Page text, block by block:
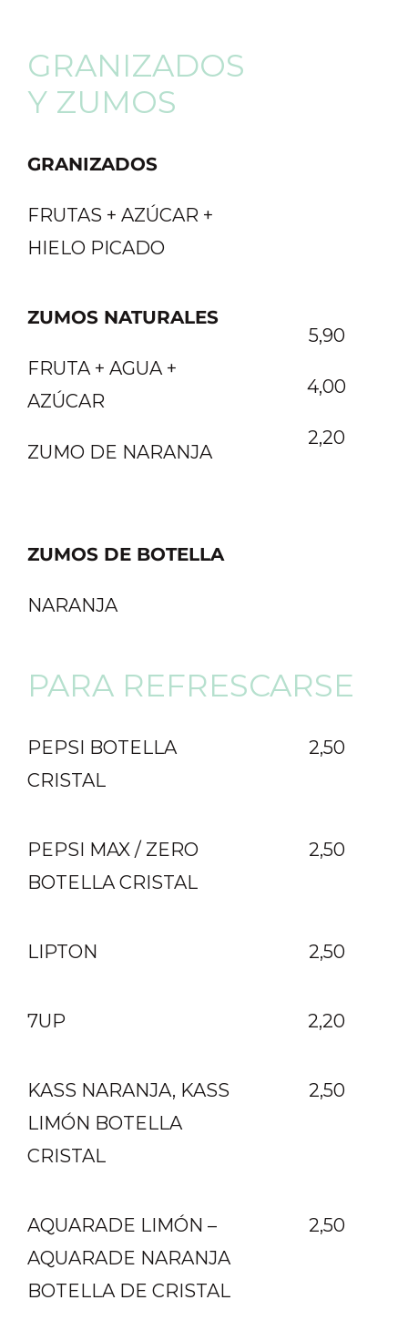
GRANIZADOS
Y ZUMOS
GRANIZADOS
FRUTAS + AZÚCAR +
HIELO PICADO
ZUMOS NATURALES
FRUTA + AGUA +
AZÚCAR
ZUMO DE NARANJA
ZUMOS DE BOTELLA
NARANJA
5,90
4,00
2,20
PARA REFRESCARSE
PEPSI BOTELLA
CRISTAL
PEPSI MAX / ZERO
BOTELLACRISTAL
2,50
LIPTON 2,50
7UP 2,20
2,50
AQUARADE LIMÓN –
AQUARADE NARANJA
BOTELLA DE CRISTAL
2,50
KASS NARANJA, KASS
LIMÓN BOTELLA
CRISTAL
2,50